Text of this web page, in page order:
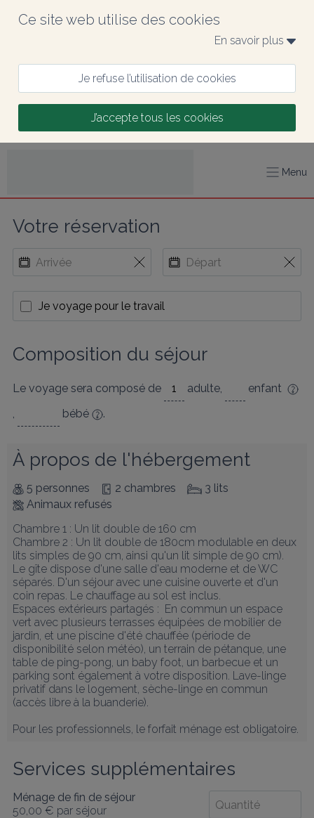
Ce site web utilise des cookies
En savoir plus
Je refuse l’utilisation de cookies
J’accepte tous les cookies
Menu
Votre réservation
Je voyage pour le travail
Composition du séjour
Le voyage sera composé de adulte,
enfant
,
bébé .
À propos de l'hébergement
5 personnes 2 chambres
3 lits
Animaux refusés
Chambre 1 : Un lit double de 160 cm
Chambre 2 : Un lit double de 180cm modulable en deux
lits simples de 90 cm, ainsi qu'un lit simple de 90 cm).
Le gîte dispose d'une salle d'eau moderne et de WC
séparés. D'un séjour avec une cuisine ouverte et d'un
coin repas. Le chauffage au sol est inclus.
Espaces extérieurs partagés :  En commun un espace
vert avec plusieurs terrasses équipées de mobilier de
jardin, et une piscine d'été chauffée (période de
disponibilité selon météo), un terrain de pétanque, une
table de ping-pong, un baby foot, un barbecue et un
parking sont également à votre disposition. Lave-linge
privatif dans le logement, sèche-linge en commun
(accès libre à la buanderie).
Pour les professionnels, le forfait ménage est obligatoire.
Services supplémentaires
Ménage de fin de séjour
50,00 € par séjour